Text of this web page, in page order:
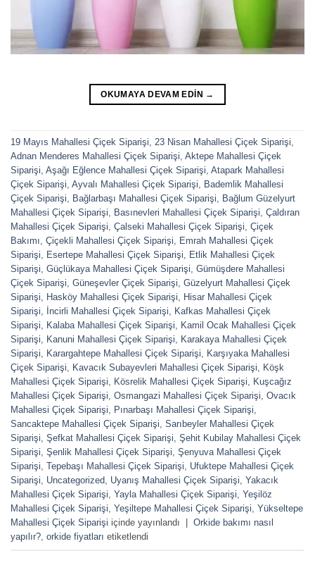
OKUMAYA DEVAM EDIN →
19 Mayıs Mahallesi Çiçek Siparişi 23 Nisan Mahallesi Çiçek Siparişi
Adnan Menderes Mahallesi Çiçek Siparişi Aktepe Mahallesi Çiçek
Siparişi Aşağı Eğlence Mahallesi Çiçek Siparişi Atapark Mahallesi
Çiçek Siparişi Ayvalı Mahallesi Çiçek Siparişi
Bademlik Mahallesi
Çiçek Siparişi
Bağlarbaşı Mahallesi Çiçek Siparişi
Bağlum Güzelyurt
Mahallesi Çiçek Siparişi
Basınevleri Mahallesi Çiçek Siparişi Çaldıran
Mahallesi Çiçek Siparişi Çalseki Mahallesi Çiçek Siparişi Çiçek
Bakımı Çiçekli Mahallesi Çiçek Siparişi
Emrah Mahallesi Çiçek
Siparişi
Esertepe Mahallesi Çiçek Siparişi
Etlik Mahallesi Çiçek
Siparişi Güçlükaya Mahallesi Çiçek Siparişi Gümüşdere Mahallesi
Çiçek Siparişi Güneşevler Çiçek Siparişi Güzelyurt Mahallesi Çiçek
Siparişi
Hasköy Mahallesi Çiçek Siparişi
Hisar Mahallesi Çiçek
Siparişi
İncirli Mahallesi Çiçek Siparişi
Kafkas Mahallesi Çiçek
Siparişi
Kalaba Mahallesi Çiçek Siparişi
Kamil Ocak Mahallesi Çiçek
Siparişi
Kanuni Mahallesi Çiçek Siparişi
Karakaya Mahallesi Çiçek
Siparişi
Karargahtepe Mahallesi Çiçek Siparişi
Karşıyaka Mahallesi
Çiçek Siparişi
Kavacık Subayevleri Mahallesi Çiçek Siparişi
Köşk
Mahallesi Çiçek Siparişi
Kösrelik Mahallesi Çiçek Siparişi
Kuşcağız
Mahallesi Çiçek Siparişi Osmangazi Mahallesi Çiçek Siparişi Ovacık
Mahallesi Çiçek Siparişi
Pınarbaşı Mahallesi Çiçek Siparişi
Sancaktepe Mahallesi Çiçek Siparişi Sarıbeyler Mahallesi Çiçek
Siparişi Şefkat Mahallesi Çiçek Siparişi Şehit Kubilay Mahallesi Çiçek
Siparişi Şenlik Mahallesi Çiçek Siparişi Şenyuva Mahallesi Çiçek
Siparişi Tepebaşı Mahallesi Çiçek Siparişi
Ufuktepe Mahallesi Çiçek
Siparişi
Uncategorized Uyanış Mahallesi Çiçek Siparişi Yakacık
Mahallesi Çiçek Siparişi Yayla Mahallesi Çiçek Siparişi Yeşilöz
Mahallesi Çiçek Siparişi Yeşiltepe Mahallesi Çiçek Siparişi Yükseltepe
Mahallesi Çiçek Siparişi içinde yayınlandı
Orkide bakımı nasıl
yapılır? orkide fiyatları etiketlendi